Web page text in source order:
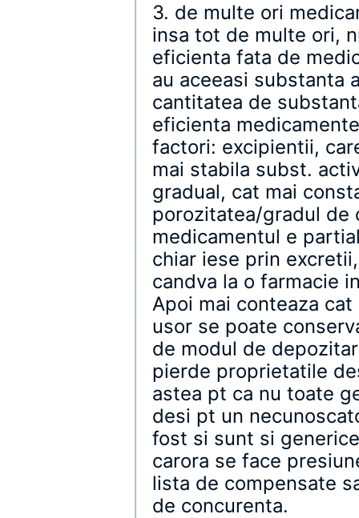
3. de multe ori
insa tot de multe ori,
eficienta fata de
au aceeasi substanta
cantitatea de
eficienta
factori: excipientii,
mai stabila subst.
gradual, cat mai
porozitatea/gradul de
medicamentul e
chiar iese prin
candva la o farmacie
Apoi mai conteaza
usor se poate
de modul de
pierde proprietatile
astea pt ca nu toate
desi pt un
fost si sunt si
carora se face
lista de compensate
de concurenta.